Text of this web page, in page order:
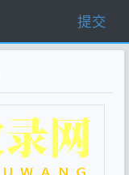
提交